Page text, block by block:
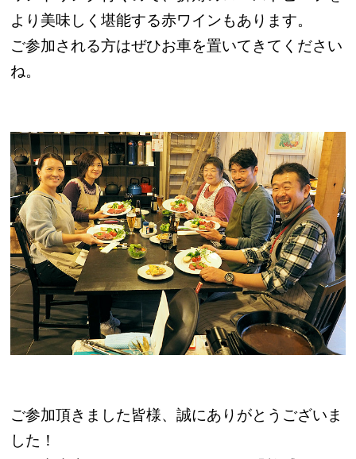
より美味しく堪能する赤ワインもあります。
ご参加される方はぜひお車を置いてきてください
ね。
ご参加頂きました皆様、誠にありがとうございま
した！